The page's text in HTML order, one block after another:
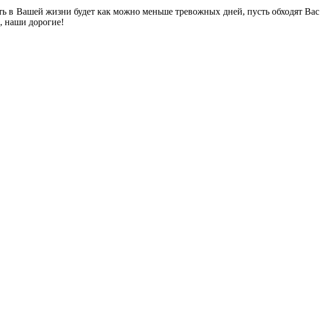
в Вашей жизни будет как можно меньше тревожных дней, пусть обходят Вас
наши дорогие!